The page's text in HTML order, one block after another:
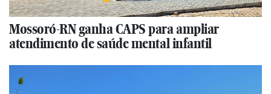
Mossoró-RN ganha CAPS para ampliar
atendimento de saúde mental infantil